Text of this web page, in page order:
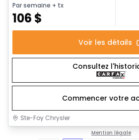
Par semaine + tx
106 $
Voir les détails
Consultez
Commencer votre
Ste-Foy Chrysler
Mention légale